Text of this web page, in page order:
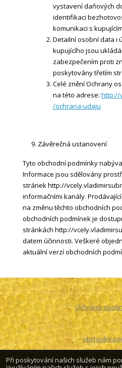
vystavení daňových
identifikaci
komunikaci s
Detailní osobní data i
kupujícího jsou
zabezpečením proti
poskytovány třetím
Celé znění Ochrany
na této adrese: http://
/ochrana-udaju
Závěrečná ustanovení
Tyto obchodní podmínky
Informace jsou sdělovány
stránek http://
informačními kanály.
na změnu těchto obchodních
obchodních podmínek je
stránkách http://
datem účinnosti. Veškeré
aktuální verzí obchodních
Ochrana
obchodní
© 2026 Včely - Vladimír ŠUBRT
Při poskytování našich služeb nám